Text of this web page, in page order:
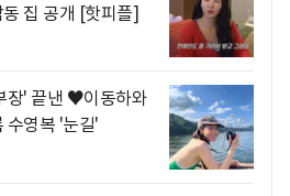
집 공개 [핫피플]
장' 끝낸 ♥이동하와
수영복 '눈길'